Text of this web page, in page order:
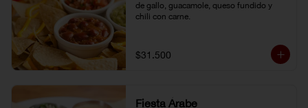
de gallo, guacamole, queso fundido y
chili con carne.
$31.500
Fiesta Árabe